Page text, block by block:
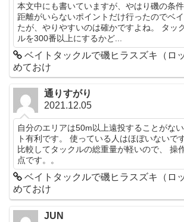
本文中にも書いていますが、やはり磯の条
距離がいらないポイントだけ行ったのでベ
たが、やりやすいのは確かですよね。 タッ
ルを300番以上にするかど...
ベイトタックルで磯ヒラスズキ（ロ
めておけ
通りすがり
2021.12.05
自分のエリアは50m以上遠投することがな
ト有利です。 使っている人はほぼいないで
比較してタックルの総重量が軽いので、 操
点です。。
ベイトタックルで磯ヒラスズキ（ロ
めておけ
JUN